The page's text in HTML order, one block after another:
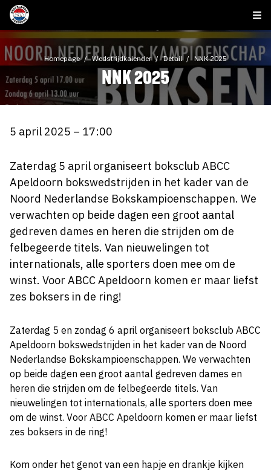
Homepage Wedstrijdkalender Detail NNK 2025
NNK 2025
5 april 2025 – 17:00
Zaterdag 5 april organiseert boksclub ABCC
Apeldoorn bokswedstrijden in het kader van de
Noord Nederlandse Bokskampioenschappen. We
verwachten op beide dagen een groot aantal
gedreven dames en heren die strijden om de
felbegeerde titels. Van nieuwelingen tot
internationals, alle sporters doen mee om de
winst. Voor ABCC Apeldoorn komen er maar liefst
zes boksers in de ring!
Zaterdag 5 en zondag 6 april organiseert boksclub ABCC
Apeldoorn bokswedstrijden in het kader van de Noord
Nederlandse Bokskampioenschappen. We verwachten
op beide dagen een groot aantal gedreven dames en
heren die strijden om de felbegeerde titels. Van
nieuwelingen tot internationals, alle sporters doen mee
om de winst. Voor ABCC Apeldoorn komen er maar liefst
zes boksers in de ring!
Kom onder het genot van een hapje en drankje kijken